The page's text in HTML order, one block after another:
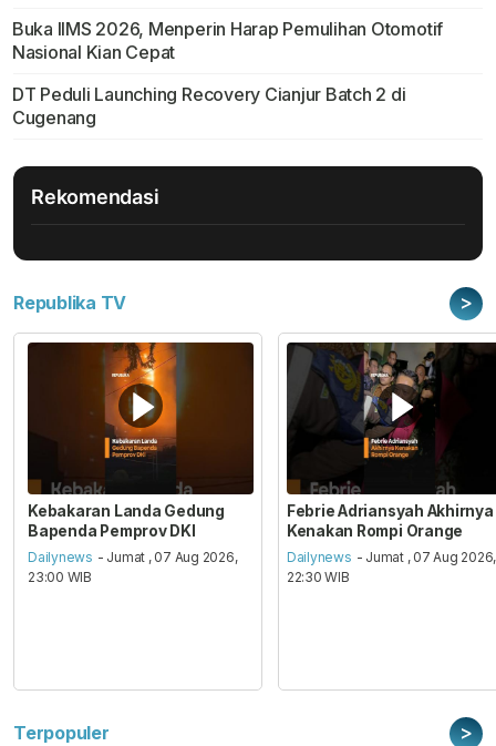
Buka IIMS 2026, Menperin Harap Pemulihan Otomotif
Nasional Kian Cepat
DT Peduli Launching Recovery Cianjur Batch 2 di
Cugenang
Rekomendasi
Republika TV >
Kebakaran Landa Gedung
Bapenda Pemprov DKI
Dailynews - Jumat , 07 Aug 2026,
23:00 WIB
Febrie Adriansyah Akhirnya
Kenakan Rompi Orange
Dailynews - Jumat , 07 Aug 2026,
22:30 WIB
Terpopuler >